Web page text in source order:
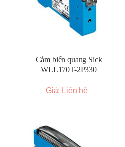
Cảm biến quang Sick
WLL170T-2P330
Giá: Liên hệ